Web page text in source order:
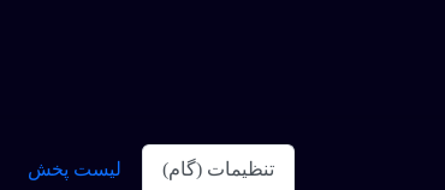
تنظیمات (گام) لیست پخش